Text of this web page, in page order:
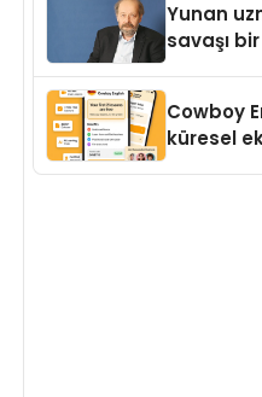
Yunan
savaşı
Cowboy
küresel